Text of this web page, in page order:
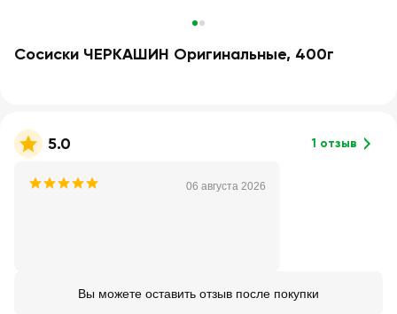
Сосиски ЧЕРКАШИН Оригинальные, 400г
5.0 1 отзыв
06 августа 2026
Вы можете оставить отзыв после покупки